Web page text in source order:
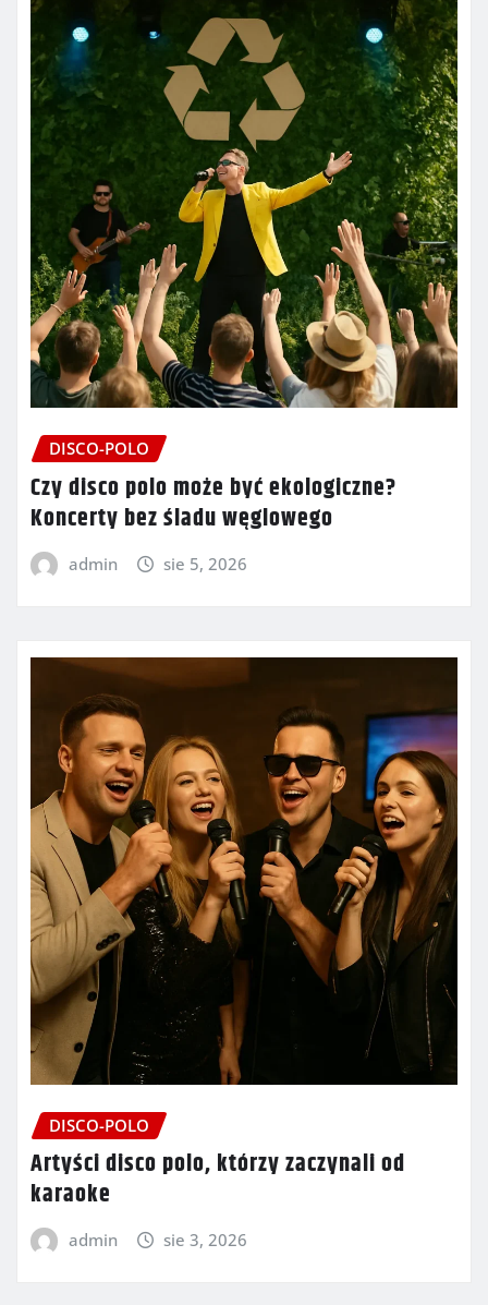
DISCO-POLO
Czy disco polo może być ekologiczne?
Koncerty bez śladu węglowego
admin sie 5, 2026
DISCO-POLO
Artyści disco polo, którzy zaczynali od
karaoke
admin sie 3, 2026